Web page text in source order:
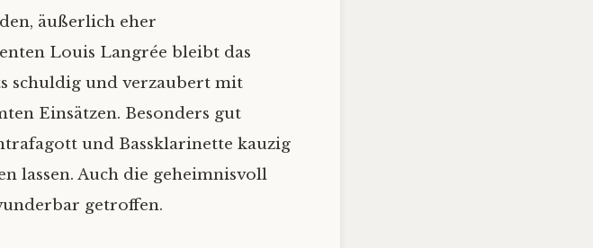
äußerlich eher
Louis Langrée bleibt das
schuldig und verzaubert mit
Einsätzen. Besonders gut
und Bassklarinette kauzig
lassen. Auch die geheimnisvoll
getroffen.